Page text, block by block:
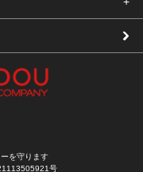
を守ります
号